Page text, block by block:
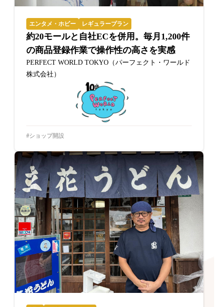
エンタメ・ホビー レギュラープラン
約20モールと自社ECを併用。毎月1,200件
の商品登録作業で操作性の高さを実感
PERFECT WORLD TOKYO（パーフェクト・ワールド
株式会社）
ショップ開設